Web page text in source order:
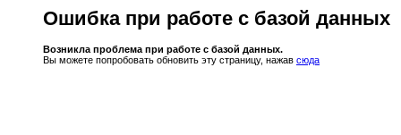
Ошибка при работе с базой данных
Возникла проблема при работе с базой данных.
Вы можете попробовать обновить эту страницу, нажав сюда